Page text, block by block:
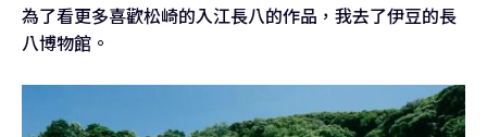
為了看更多喜歡松崎的入江長八的作品，我去了伊豆的長
八博物館。